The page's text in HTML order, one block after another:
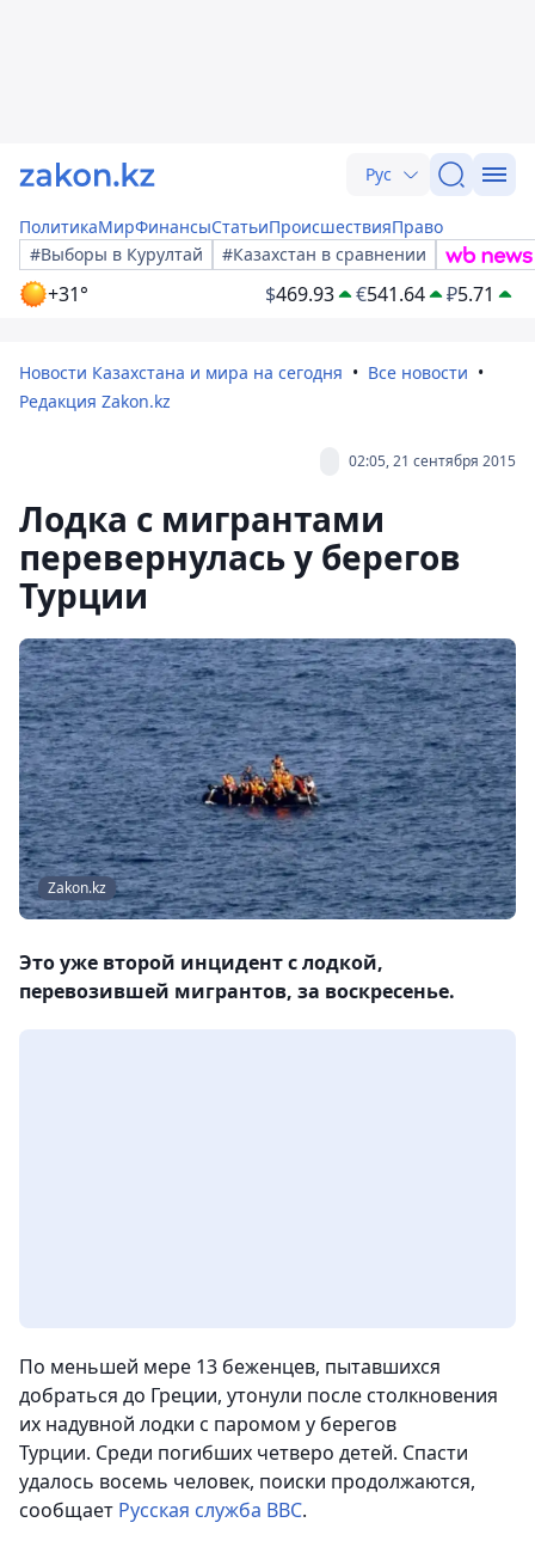
Рус
ПолитикаМирФинансыСтатьиПроисшествияПраво
#Выборы в Курултай
#Казахстан в сравнении
+31° $469.93 €541.64 ₽5.71
Новости Казахстана и мира на сегодня
Все новости
Редакция Zakon.kz
02:05, 21 сентября 2015
Лодка с мигрантами
перевернулась у берегов
Турции
Zakon.kz
Это уже второй инцидент с лодкой,
перевозившей мигрантов, за воскресенье.
По меньшей мере 13 беженцев, пытавшихся
добраться до Греции, утонули после столкновения
их надувной лодки с паромом у берегов
Турции. Среди погибших четверо детей. Спасти
удалось восемь человек, поиски продолжаются,
сообщает Русская служба ВВС.